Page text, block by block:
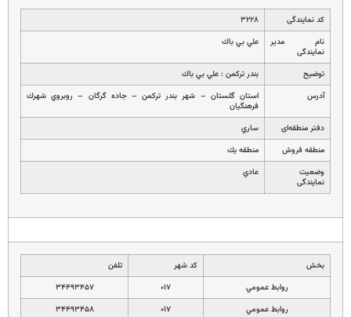
کد نمایندگی
۳۲۲۸
نام مدیر
نمایندگی
علي بي باك
توضیح
بندر تركمن : علي بي باك
آدرس
استان گلستان – شهر بندر تركمن – جاده گرگان – روبروي شهرك
فرهنگيان
دفتر منطقه‌ای
ساري
منطقه فروش
منطقه يك
وضعیت
نمایندگی
عادي
بخش کد شهر
تلفن
روابط عمومي
۰۱۷
۳۴۴۹۳۴۵۷
روابط عمومي
۰۱۷
۳۴۴۹۳۴۵۸